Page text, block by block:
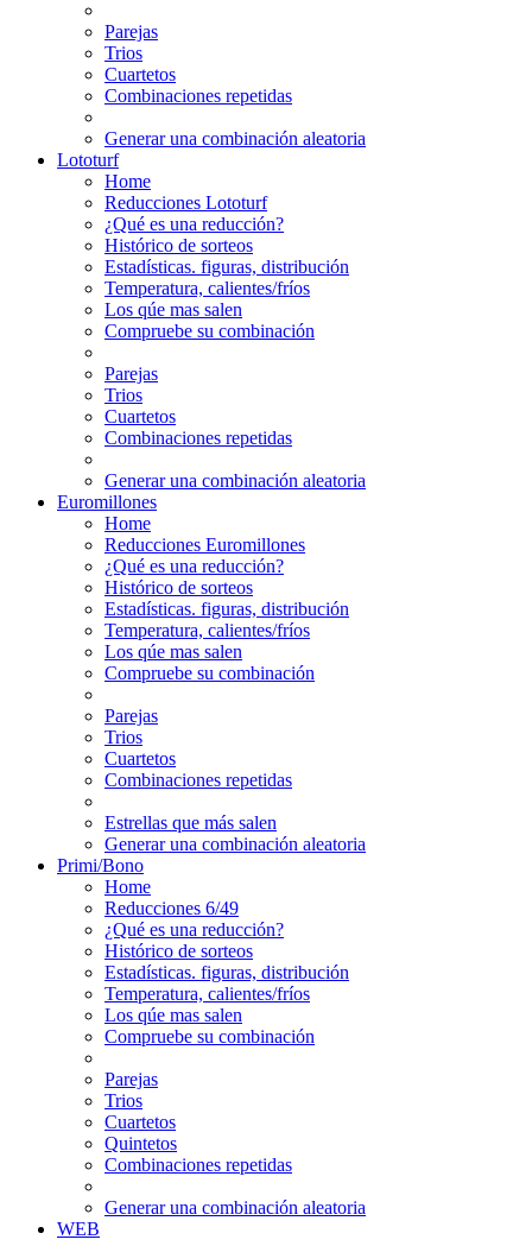
Parejas
Trios
Cuartetos
Combinaciones repetidas
Generar una combinación aleatoria
Lototurf
Home
Reducciones Lototurf
¿Qué es una reducción?
Histórico de sorteos
Estadísticas. figuras, distribución
Temperatura, calientes/fríos
Los qúe mas salen
Compruebe su combinación
Parejas
Trios
Cuartetos
Combinaciones repetidas
Generar una combinación aleatoria
Euromillones
Home
Reducciones Euromillones
¿Qué es una reducción?
Histórico de sorteos
Estadísticas. figuras, distribución
Temperatura, calientes/fríos
Los qúe mas salen
Compruebe su combinación
Parejas
Trios
Cuartetos
Combinaciones repetidas
Estrellas que más salen
Generar una combinación aleatoria
Primi/Bono
Home
Reducciones 6/49
¿Qué es una reducción?
Histórico de sorteos
Estadísticas. figuras, distribución
Temperatura, calientes/fríos
Los qúe mas salen
Compruebe su combinación
Parejas
Trios
Cuartetos
Quintetos
Combinaciones repetidas
Generar una combinación aleatoria
WEB